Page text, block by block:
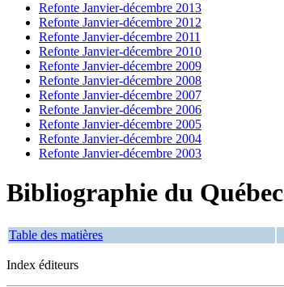
Refonte Janvier-décembre 2013
Refonte Janvier-décembre 2012
Refonte Janvier-décembre 2011
Refonte Janvier-décembre 2010
Refonte Janvier-décembre 2009
Refonte Janvier-décembre 2008
Refonte Janvier-décembre 2007
Refonte Janvier-décembre 2006
Refonte Janvier-décembre 2005
Refonte Janvier-décembre 2004
Refonte Janvier-décembre 2003
Bibliographie du Québec
Table des matières
Index éditeurs